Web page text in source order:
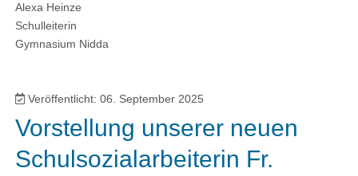
Alexa Heinze
Schulleiterin
Gymnasium Nidda
Veröffentlicht: 06. September 2025
Vorstellung unserer neuen
Schulsozialarbeiterin Fr.